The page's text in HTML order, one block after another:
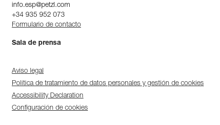
info.esp@petzl.com
+34 935 952 073
Formulario de contacto
Sala de prensa
Aviso legal
Política de tratamiento de datos personales y gestión de cookies
Accessibility Declaration
Configuración de cookies